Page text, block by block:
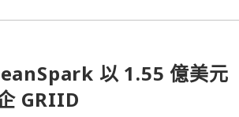
以 1.55 億美元
GRIID